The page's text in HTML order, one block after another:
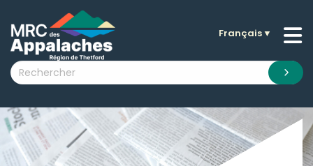
submenu (La MRC )
submenu (Citoyens )
submenu (Visiteurs )
submenu (Nouvelles )
Français▼